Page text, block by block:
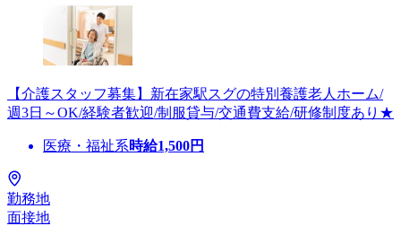
【介護スタッフ募集】新在家駅スグの特別養護老人ホーム/
週3日～OK/経験者歓迎/制服貸与/交通費支給/研修制度あり★
医療・福祉系時給1,500円
勤務地
面接地